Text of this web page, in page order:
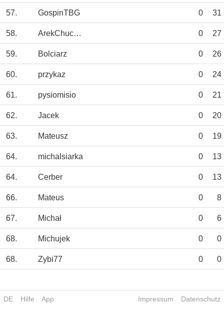
57. GospinTBG 0 31
58. ArekChuchla 0 27
59. Bolciarz 0 26
60. przykaz 0 24
61. pysiomisio 0 21
62. Jacek 0 20
63. Mateusz 0 19
64. michalsiarka 0 13
64. Cerber 0 13
66. Mateus 0 8
67. Michał 0 6
68. Michujek 0 0
68. Zybi77 0 0
DE Hilfe App Impressum Datenschutz